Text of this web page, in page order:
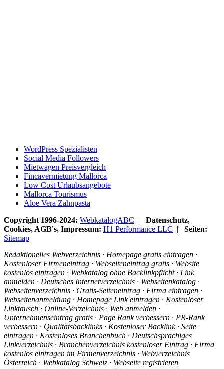
WordPress Spezialisten
Social Media Followers
Mietwagen Preisvergleich
Fincavermietung Mallorca
Low Cost Urlaubsangebote
Mallorca Tourismus
Aloe Vera Zahnpasta
Copyright 1996-2024: WebkatalogABC | Datenschutz,
Cookies, AGB's, Impressum: H1 Performance LLC | Seiten:
Sitemap
Redaktionelles Webverzeichnis · Homepage gratis eintragen ·
Kostenloser Firmeneintrag · Webseiteneintrag gratis · Website
kostenlos eintragen · Webkatalog ohne Backlinkpflicht · Link
anmelden · Deutsches Internetverzeichnis · Webseitenkatalog ·
Webseitenverzeichnis · Gratis-Seiteneintrag · Firma eintragen ·
Webseitenanmeldung · Homepage Link eintragen · Kostenloser
Linktausch · Online-Verzeichnis · Web anmelden ·
Unternehmenseintrag gratis · Page Rank verbessern · PR-Rank
verbessern · Qualitätsbacklinks · Kostenloser Backlink · Seite
eintragen · Kostenloses Branchenbuch · Deutschsprachiges
Linkverzeichnis · Branchenverzeichnis kostenloser Eintrag · Firma
kostenlos eintragen im Firmenverzeichnis · Webverzeichnis
Österreich · Webkatalog Schweiz · Webseite registrieren